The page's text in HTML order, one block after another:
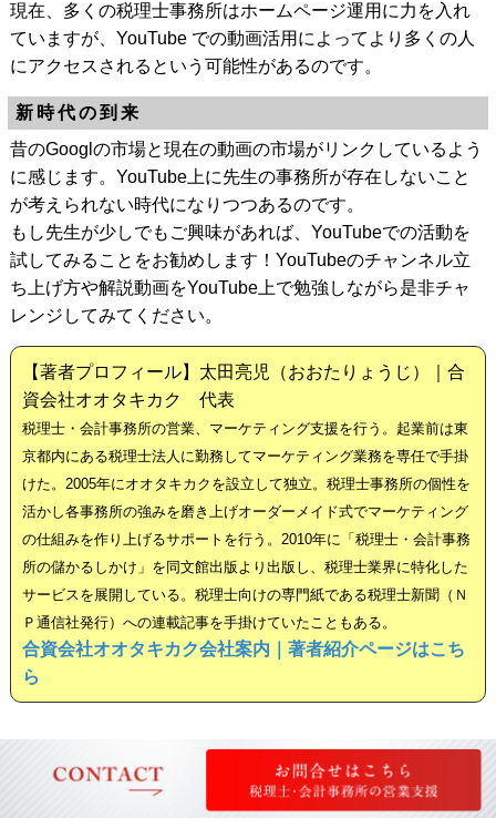
現在、多くの税理士事務所はホームページ運用に力を入れ
ていますが、YouTube での動画活用によってより多くの人
にアクセスされるという可能性があるのです。
新時代の到来
昔のGooglの市場と現在の動画の市場がリンクしているよう
に感じます。YouTube上に先生の事務所が存在しないこと
が考えられない時代になりつつあるのです。
もし先生が少しでもご興味があれば、YouTubeでの活動を
試してみることをお勧めします！YouTubeのチャンネル立
ち上げ方や解説動画をYouTube上で勉強しながら是非チャ
レンジしてみてください。
【著者プロフィール】太田亮児（おおたりょうじ）｜合
資会社オオタキカク 代表
税理士・会計事務所の営業、マーケティング支援を行う。起業前は東
京都内にある税理士法人に勤務してマーケティング業務を専任で手掛
けた。2005年にオオタキカクを設立して独立。税理士事務所の個性を
活かし各事務所の強みを磨き上げオーダーメイド式でマーケティング
の仕組みを作り上げるサポートを行う。2010年に「税理士・会計事務
所の儲かるしかけ」を同文館出版より出版し、税理士業界に特化した
サービスを展開している。税理士向けの専門紙である税理士新聞（Ｎ
Ｐ通信社発行）への連載記事を手掛けていたこともある。
合資会社オオタキカク会社案内｜著者紹介ページはこち
ら